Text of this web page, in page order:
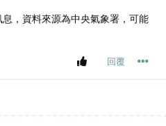
，資料來源為中央氣象署，可能
回覆